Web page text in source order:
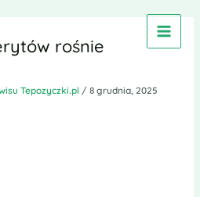
rośnie
Tepozyczki.pl / 8 grudnia, 2025